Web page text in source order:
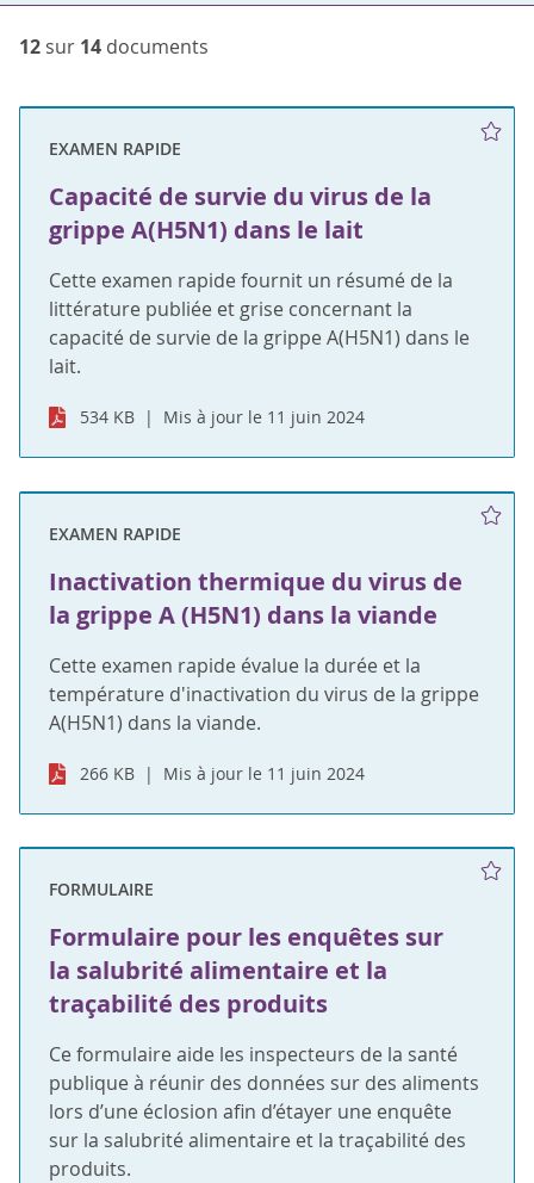
12 sur 14 documents
EXAMEN RAPIDE
Capacité de survie du virus de la
grippe A(H5N1) dans le lait
Cette examen rapide fournit un résumé de la
littérature publiée et grise concernant la
capacité de survie de la grippe A(H5N1) dans le
lait.
534 KB Mis à jour le 11 juin 2024
EXAMEN RAPIDE
Inactivation thermique du virus de
la grippe A (H5N1) dans la viande
Cette examen rapide évalue la durée et la
température d'inactivation du virus de la grippe
A(H5N1) dans la viande.
266 KB Mis à jour le 11 juin 2024
FORMULAIRE
Formulaire pour les enquêtes sur
la salubrité alimentaire et la
traçabilité des produits
Ce formulaire aide les inspecteurs de la santé
publique à réunir des données sur des aliments
lors d’une éclosion afin d’étayer une enquête
sur la salubrité alimentaire et la traçabilité des
produits.